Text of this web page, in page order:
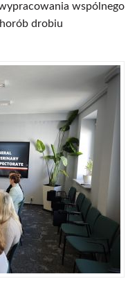
wspólnego
drobiu